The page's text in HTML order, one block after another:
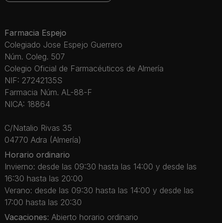
Farmacia Espejo
Colegiado Jose Espejo Guerrero
Núm. Coleg. 507
Colegio Oficial de Farmacéuticos de Almería
NIF: 27242135S
Farmacia Núm. AL-88-F
NICA: 18864
C/Natalio Rivas 35
04770 Adra (Almería)
Horario ordinario
Invierno: desde las 09:30 hasta las 14:00 y desde las
16:30 hasta las 20:00
Verano: desde las 09:30 hasta las 14:00 y desde las
17:00 hasta las 20:30
Vacaciones: Abierto horario ordinario